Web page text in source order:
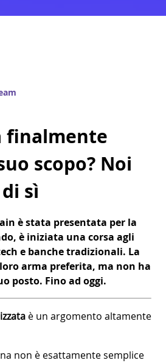
finalmente
scopo? Noi
sì
è stata presentata per la
è iniziata una corsa agli
e banche tradizionali. La
arma preferita, ma non ha
posto. Fino ad oggi.
è un argomento altamente
non è esattamente semplice